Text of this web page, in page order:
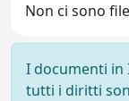
Non ci sono
I documenti in
tutti i diritti